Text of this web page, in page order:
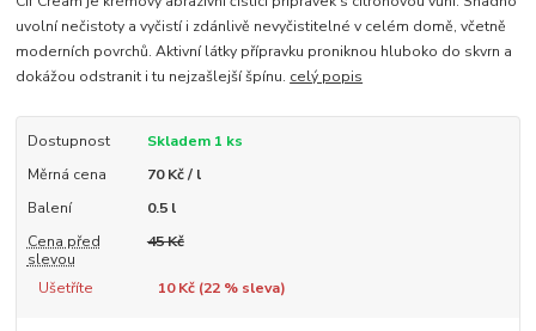
uvolní nečistoty a vyčistí i zdánlivě nevyčistitelné v celém domě, včetně
moderních povrchů. Aktivní látky přípravku proniknou hluboko do skvrn a
dokážou odstranit i tu nejzašlejší špínu. celý popis
Dostupnost
Skladem 1 ks
Měrná cena
70 Kč / l
Balení
0.5 l
Cena před
slevou
45 Kč
Ušetříte 10 Kč (22% sleva)